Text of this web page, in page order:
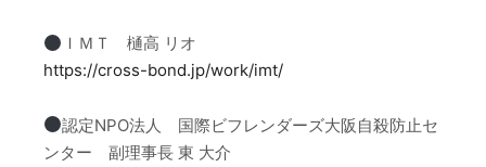
ＩＭＴ 樋高 リオ
https://cross-bond.jp/work/imt/
認定NPO法人 国際ビフレンダーズ大阪自殺防止セ
ンター 副理事長 東 大介